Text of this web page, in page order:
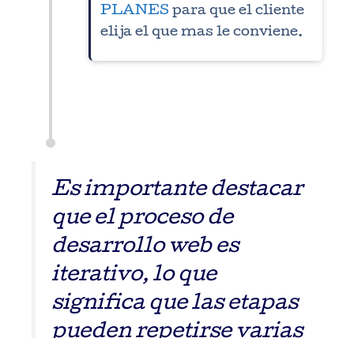
PLANES para que el cliente
elija el que mas le conviene.
Es importante destacar
que el proceso de
desarrollo web es
iterativo, lo que
significa que las etapas
pueden repetirse varias